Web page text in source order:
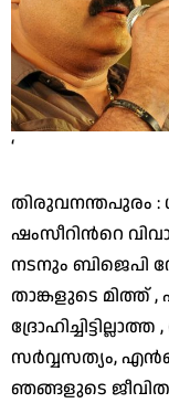
‘
തിരുവനന്തപുരം :
ഷംസീറിന്‍റെ
നടനും ബിജെപി
താങ്കളുടെ
സ‍ർവ്വസത്യം,
ഞങ്ങളുടെ